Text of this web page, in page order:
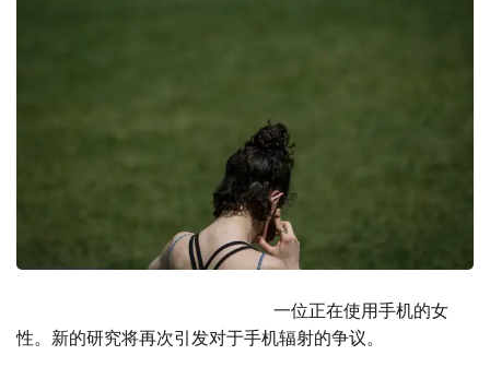
一位正在使用手机的女
性。新的研究将再次引发对于手机辐射的争议。